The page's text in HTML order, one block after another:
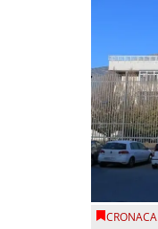
CRONACA